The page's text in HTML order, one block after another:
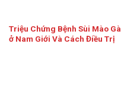
Triệu Chứng Bệnh Sùi Mào Gà
ở Nam Giới Và Cách Điều Trị